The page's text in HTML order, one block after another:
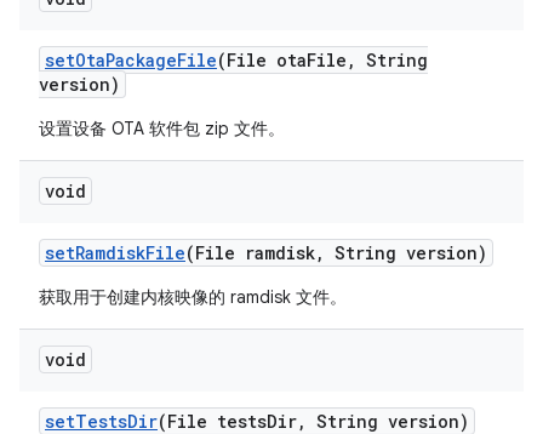
setOtaPackageFile(File otaFile , String
version)
设置设备 OTA 软件包 zip 文件。
void
setRamdiskFile(File ramdisk, String version)
获取用于创建内核映像的 ramdisk 文件。
void
setTestsDir(File testsDir, String version)